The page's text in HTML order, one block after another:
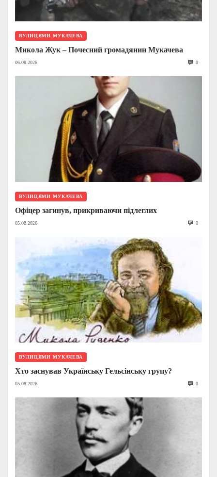
ВУЛИЦЯМИ МУКАЧЕВА
Микола Жук – Почесний громадянин Мукачева
06.08.2026 0
ВУЛИЦЯМИ МУКАЧЕВА
Офіцер загинув, прикриваючи підлеглих
05.08.2026 0
ВУЛИЦЯМИ МУКАЧЕВА
Хто заснував Українську Гельсінську групу?
05.08.2026 0